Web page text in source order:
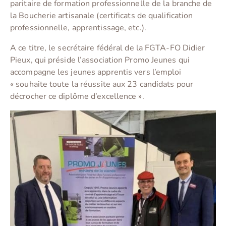
paritaire de formation professionnelle de la branche de
la Boucherie artisanale (certificats de qualification
professionnelle, apprentissage, etc.).
A ce titre, le secrétaire fédéral de la FGTA-FO Didier
Pieux, qui préside l’association Promo Jeunes qui
accompagne les jeunes apprentis vers l’emploi
« souhaite toute la réussite aux 23 candidats pour
décrocher ce diplôme d’excellence ».